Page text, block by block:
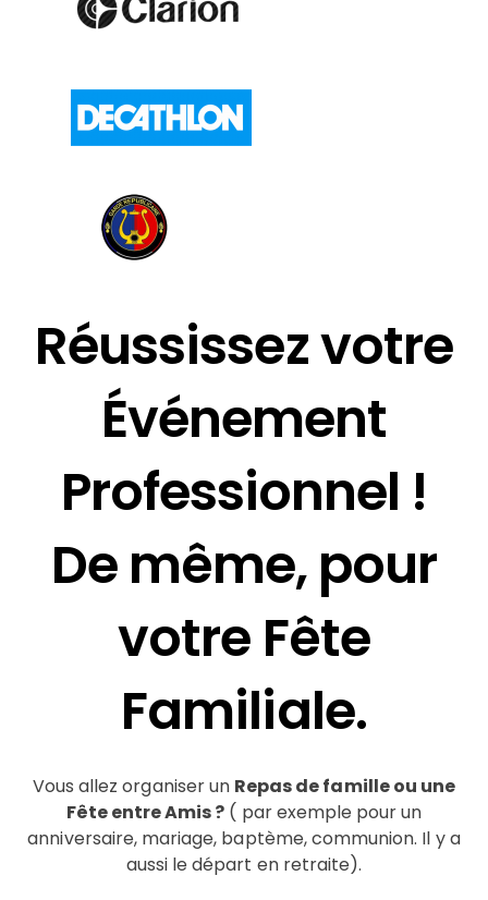
Réussissez votre
Événement
Professionnel !
De même, pour
votre Fête
Familiale.
Vous allez organiser un Repas de famille ou une
Fête entre Amis ? ( par exemple pour un
anniversaire, mariage, baptème, communion. Il y a
aussi le départ en retraite).